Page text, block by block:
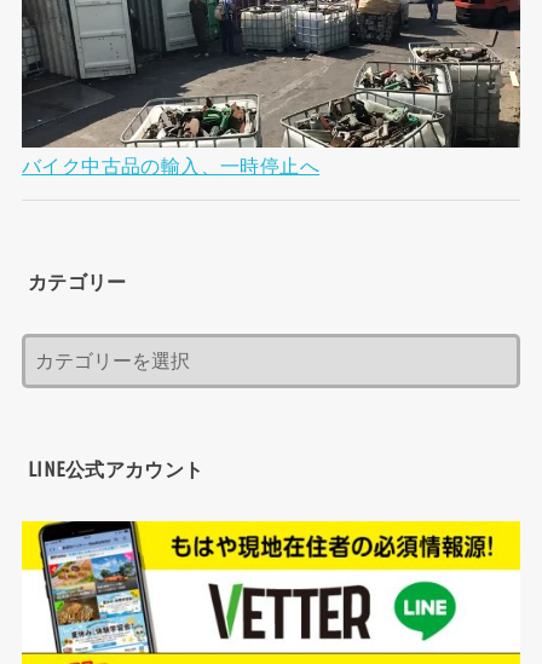
バイク中古品の輸入、一時停止へ
カテゴリー
LINE公式アカウント